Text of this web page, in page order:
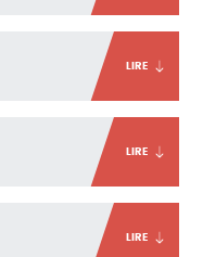
LIRE
LIRE
LIRE